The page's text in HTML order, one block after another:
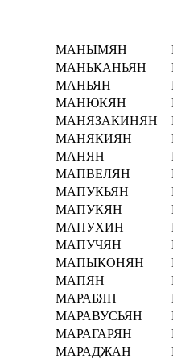
МАНЫМЯН
МАНЬКАНЬЯН
МАНЬЯН
МАНЮКЯН
МАНЯЗАКИНЯН
МАНЯКИЯН
МАНЯН
МАПВЕЛЯН
МАПУКЬЯН
МАПУКЯН
МАПУХИН
МАПУЧЯН
МАПЫКОНЯН
МАПЯН
МАРАБЯН
МАРАВУСЬЯН
МАРАГАРЯН
МАРАДЖАН